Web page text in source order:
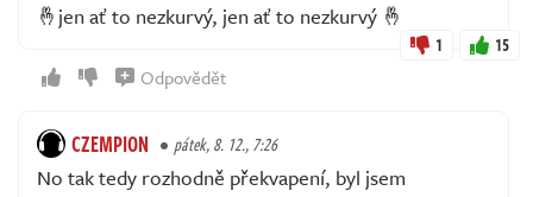
🤞jen ať to nezkurvý, jen ať to nezkurvý 🤞
1 15
Odpovědět
CZEMPION pátek, 8. 12., 7:26
No tak tedy rozhodně překvapení, byl jsem